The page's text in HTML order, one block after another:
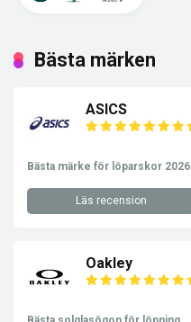
Bästa märken
ASICS
Bästa märke för löparskor 2026
Läs recension
Oakley